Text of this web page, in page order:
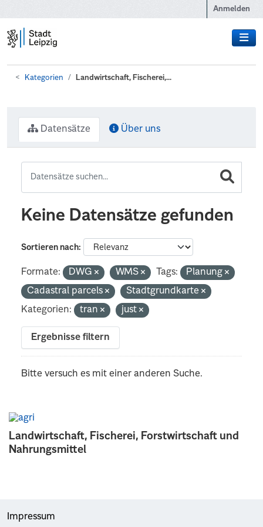
Anmelden
Kategorien Landwirtschaft, Fischerei,...
Landwirtschaft, Fischerei, Forstwirtschaft und
Nahrungsmittel
Datensätze Über uns
Keine Datensätze gefunden
Sortieren nach
Formate: DWG WMS Tags:
Planung
Cadastral parcels
Stadtgrundkarte
Kategorien:
tran just
Ergebnisse filtern
Bitte versuch es mit einer anderen Suche.
Impressum